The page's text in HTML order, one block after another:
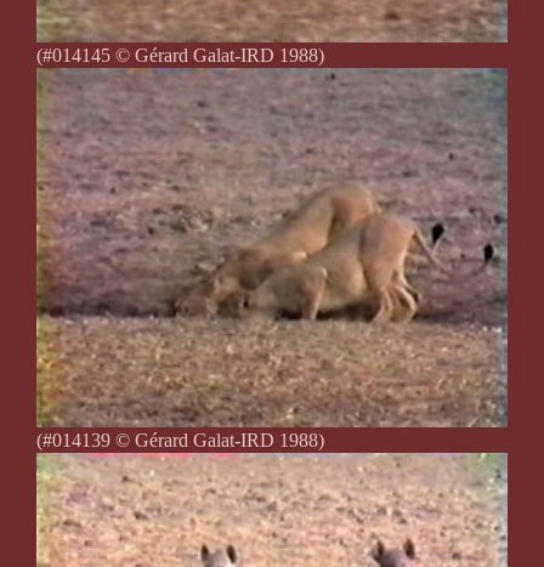
(#014145 © Gérard Galat-IRD 1988)
(#014139 © Gérard Galat-IRD 1988)